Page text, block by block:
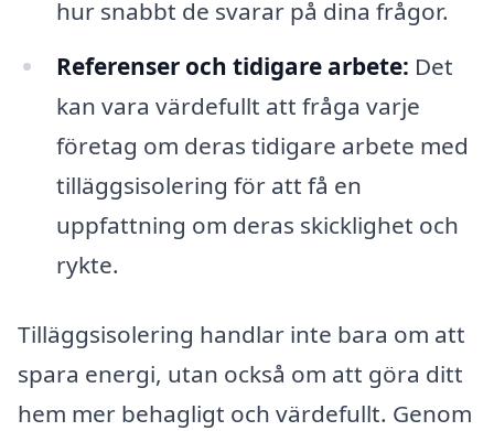
hur snabbt de svarar på dina frågor.
Referenser och tidigare arbete: Det
kan vara värdefullt att fråga varje
företag om deras tidigare arbete med
tilläggsisolering för att få en
uppfattning om deras skicklighet och
rykte.
Tilläggsisolering handlar inte bara om att
spara energi, utan också om att göra ditt
hem mer behagligt och värdefullt. Genom